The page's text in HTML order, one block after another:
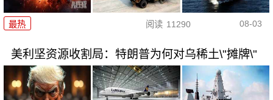
最热 阅读 11290 08-03
美利坚资源收割局：特朗普为何对乌稀土\"摊牌\"